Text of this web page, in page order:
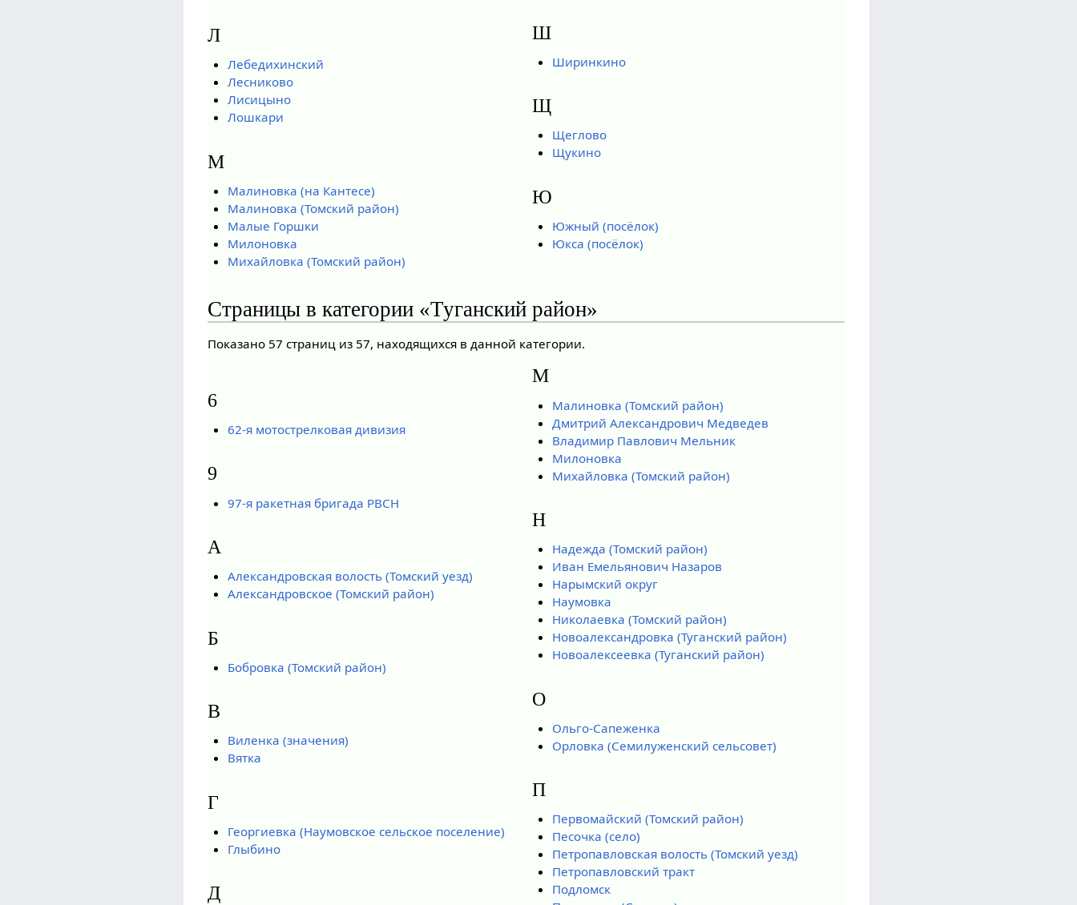
Л
Лебедихинский
Лесниково
Лисицыно
Лошкари
М
Малиновка (на Кантесе)
Малиновка (Томский район)
Малые Горшки
Милоновка
Михайловка (Томский район)
Ш
Ширинкино
Щ
Щеглово
Щукино
Ю
Южный (посёлок)
Юкса (посёлок)
Страницы в категории «Туганский район»
Показано 57 страниц из 57, находящихся в данной категории.
6
62-я мотострелковая дивизия
9
97-я ракетная бригада РВСН
А
Александровская волость (Томский уезд)
Александровское (Томский район)
Б
Бобровка (Томский район)
В
Виленка (значения)
Вятка
Г
Георгиевка (Наумовское сельское поселение)
Глыбино
Д
М
Малиновка (Томский район)
Дмитрий Александрович Медведев
Владимир Павлович Мельник
Милоновка
Михайловка (Томский район)
Н
Надежда (Томский район)
Иван Емельянович Назаров
Нарымский округ
Наумовка
Николаевка (Томский район)
Новоалександровка (Туганский район)
Новоалексеевка (Туганский район)
О
Ольго-Сапеженка
Орловка (Семилуженский сельсовет)
П
Первомайский (Томский район)
Песочка (село)
Петропавловская волость (Томский уезд)
Петропавловский тракт
Подломск